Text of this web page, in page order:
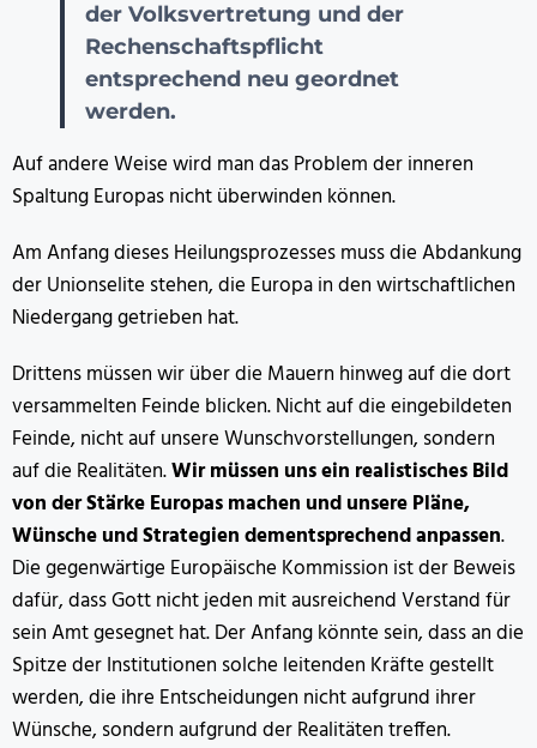
der Volksvertretung und der
Rechenschaftspflicht
entsprechend neu geordnet
werden.
Auf andere Weise wird man das Problem der inneren
Spaltung Europas nicht überwinden können.
Am Anfang dieses Heilungsprozesses muss die Abdankung
der Unionselite stehen, die Europa in den wirtschaftlichen
Niedergang getrieben hat.
Drittens müssen wir über die Mauern hinweg auf die dort
versammelten Feinde blicken. Nicht auf die eingebildeten
Feinde, nicht auf unsere Wunschvorstellungen, sondern
auf die Realitäten.Wir müssen uns ein realistisches Bild
von der Stärke Europas machen und unsere Pläne,
Wünsche und Strategien dementsprechend anpassen.
Die gegenwärtige Europäische Kommission ist der Beweis
dafür, dass Gott nicht jeden mit ausreichend Verstand für
sein Amt gesegnet hat. Der Anfang könnte sein, dass an die
Spitze der Institutionen solche leitenden Kräfte gestellt
werden, die ihre Entscheidungen nicht aufgrund ihrer
Wünsche, sondern aufgrund der Realitäten treffen.